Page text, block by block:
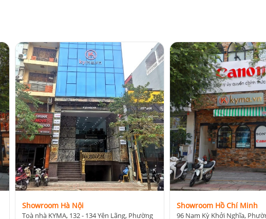
Showroom Hà Nội
Toà nhà KYMA, 132 - 134 Yên Lãng, Phường
Showroom Hồ Chí Minh
96 Nam Kỳ Khởi Nghĩa,